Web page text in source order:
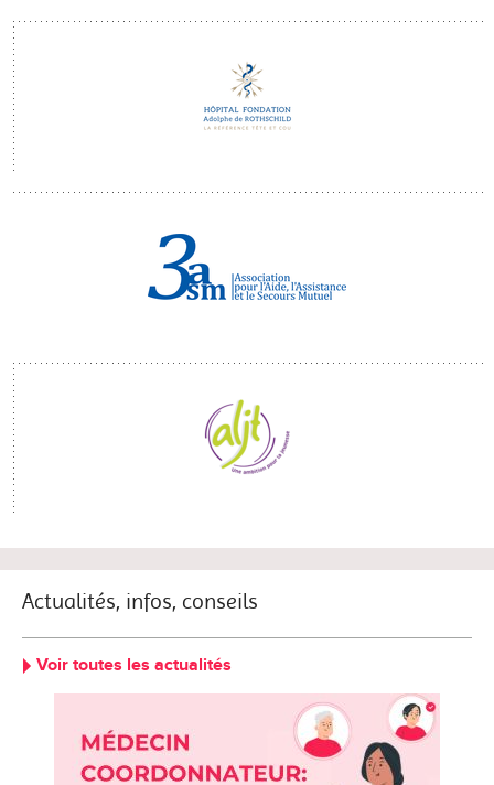
Actualités, infos, conseils
Voir toutes les actualités